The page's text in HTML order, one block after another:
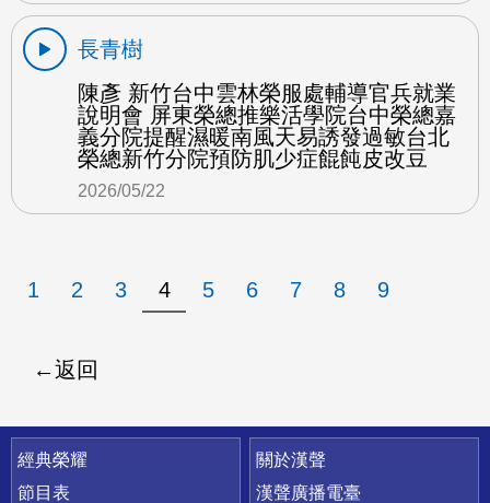
長青樹
陳彥 新竹台中雲林榮服處輔導官兵就業
說明會 屏東榮總推樂活學院台中榮總嘉
義分院提醒濕暖南風天易誘發過敏台北
榮總新竹分院預防肌少症餛飩皮改豆
2026/05/22
1 2 3 4 5 6 7 8 9
返回
快速連結
經典榮耀
節目表
關於漢聲
漢聲廣播電臺